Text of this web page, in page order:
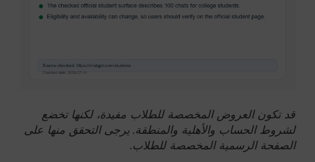
قد تكون العروض المخصصة للطلاب مفيدة، لكنها تخضع
لشروط الحساب والأهلية والمنطقة. يرجى التحقق منها على
الصفحة الرسمية المخصصة للطلاب.